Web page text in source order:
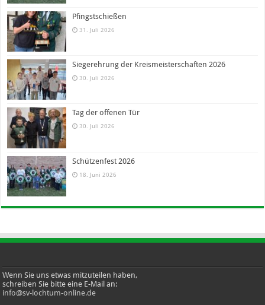
Pfingstschießen
31. Juli 2026
Siegerehrung der Kreismeisterschaften 2026
30. Juli 2026
Tag der offenen Tür
30. Juli 2026
Schützenfest 2026
18. Juni 2026
Wenn Sie uns etwas mitzuteilen haben,
schreiben Sie bitte eine E-Mail an:
info@sv-lochtum-online.de